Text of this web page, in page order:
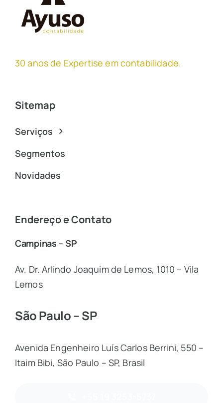
30 anos de Expertise em contabilidade.
Sitemap
Serviços
Segmentos
Novidades
Endereço e Contato
Campinas – SP
Av. Dr. Arlindo Joaquim de Lemos, 1010 – Vila
Lemos
São Paulo – SP
Avenida Engenheiro Luís Carlos Berrini, 550 –
Itaim Bibi, São Paulo – SP, Brasil